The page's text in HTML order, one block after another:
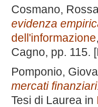
Cosmano,
evidenza
dell'informazione
Cagno, pp. 115.
Pomponio,
mercati
Tesi di Laurea in